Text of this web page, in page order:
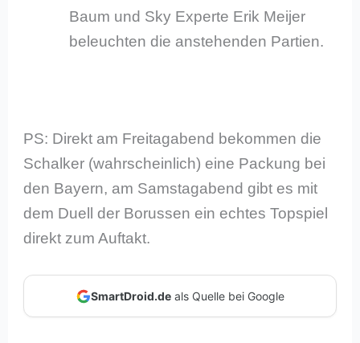
Baum und Sky Experte Erik Meijer
beleuchten die anstehenden Partien.
PS: Direkt am Freitagabend bekommen die
Schalker (wahrscheinlich) eine Packung bei
den Bayern, am Samstagabend gibt es mit
dem Duell der Borussen ein echtes Topspiel
direkt zum Auftakt.
SmartDroid.deals Quelle bei Google